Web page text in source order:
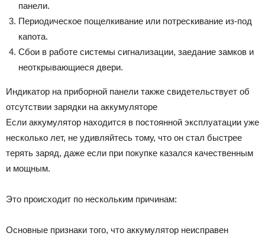
панели.
Периодическое пощелкивание или потрескивание из-под
капота.
Сбои в работе системы сигнализации, заедание замков и
неоткрывающиеся двери.
Индикатор на приборной панели также свидетельствует об
отсутствии зарядки на аккумуляторе
Если аккумулятор находится в постоянной эксплуатации уже
несколько лет, не удивляйтесь тому, что он стал быстрее
терять заряд, даже если при покупке казался качественным
и мощным.
Это происходит по нескольким причинам:
Основные признаки того, что аккумулятор неисправен